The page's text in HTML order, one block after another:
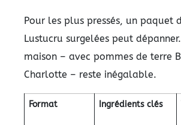
Pour les plus pressés, un paquet
Lustucru surgelées peut
maison – avec pommes de terre
Charlotte – reste inégalable.
Format Ingrédients clés